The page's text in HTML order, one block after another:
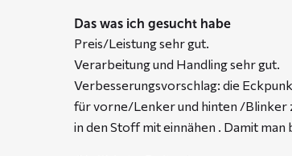
Das was ich gesucht habe
Preis/Leistung sehr gut.
Verarbeitung und Handling sehr gut.
Verbesserungsvorschlag: die
für vorne/Lenker und hinten /Blinker
in den Stoff mit einnähen . Damit